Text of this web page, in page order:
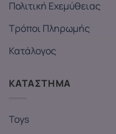
Πολιτική Εχεμύθειας
Τρόποι Πληρωμής
Κατάλογος
ΚΑΤΑΣΤΗΜΑ
Toys